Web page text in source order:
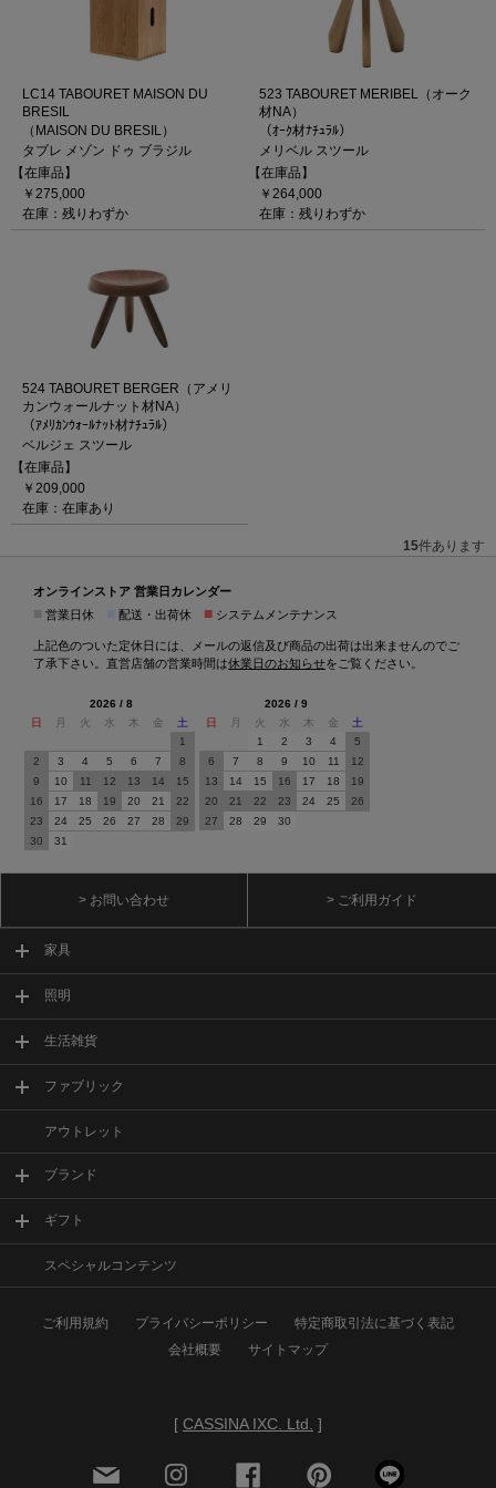
LC14 TABOURET MAISON DU
BRESIL
（MAISON DU BRESIL）
タブレ メゾン ドゥ ブラジル
【在庫品】
￥275,000
在庫：残りわずか
523 TABOURET MERIBEL（オーク
材NA）
（ｵｰｸ材ﾅﾁｭﾗﾙ）
メリベル スツール
【在庫品】
￥264,000
在庫：残りわずか
524 TABOURET BERGER（アメリ
カンウォールナット材NA）
（ｱﾒﾘｶﾝｳｫｰﾙﾅｯﾄ材ﾅﾁｭﾗﾙ）
ベルジェ スツール
【在庫品】
￥209,000
在庫：在庫あり
15件あります
オンラインストア 営業日カレンダー
営業日休 配送・出荷休 ■ システムメンテナンス
上記色のついた定休日には、メールの返信及び商品の出荷は出来ませんのでご
了承下さい。直営店舗の営業時間は休業日のお知らせをご覧ください。
2026 / 8
日
月 火 水 木 金
土
1
2
3 4 5 6 7
8
9
10 11 12 13 14
15
16
17 18 19 20 21
22
23
24 25 26 27 28
29
30
31
2026 / 9
日
月 火 水 木 金
土
1
2 3 4
5
6
7 8 9 10 11
12
13
14 15 16 17 18
19
20
21 22 23 24 25
26
27
28 29 30
> お問い合わせ > ご利用ガイド
家具
照明
生活雑貨
ファブリック
アウトレット
ブランド
ギフト
スペシャルコンテンツ
ご利用規約 プライバシーポリシー
特定商取引法に基づく表記
会社概要
サイトマップ
[ CASSINA IXC. Ltd. ]